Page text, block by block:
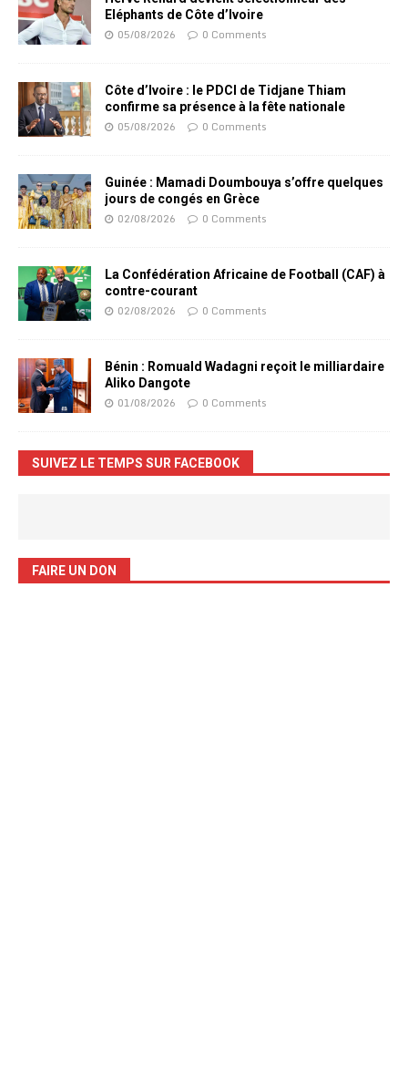
Eléphants de Côte d’Ivoire
05/08/2026 0 Comments
Côte d’Ivoire : le PDCI de Tidjane Thiam
confirme sa présence à la fête nationale
05/08/2026 0 Comments
Guinée : Mamadi Doumbouya s’offre quelques
jours de congés en Grèce
02/08/2026 0 Comments
La Confédération Africaine de Football (CAF) à
contre-courant
02/08/2026 0 Comments
Bénin : Romuald Wadagni reçoit le milliardaire
Aliko Dangote
01/08/2026 0 Comments
SUIVEZ LE TEMPS SUR FACEBOOK
FAIRE UN DON